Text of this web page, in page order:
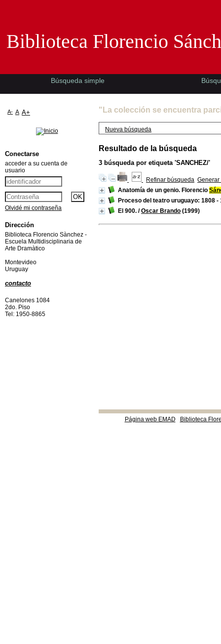
"La colección se encuentra
Nueva búsqueda
Resultado de la búsqueda
3 búsqueda por etiqueta 'SANCHEZ/'
Refinar búsqueda Generar
Anatomía de un genio. Florencio
Proceso del teatro uruguayo: 1808 -
El 900. /Oscar Brando (1999)
Página web EMAD Biblioteca
Biblioteca Florencio
Búsqueda simple
A- A A+
Conectarse
acceder a su cuenta de
usuario
Olvidé mi contraseña
Dirección
Biblioteca Florencio Sànchez -
Escuela Multidisciplinaria de
Arte Dramàtico
Montevideo
Uruguay
contacto
Canelones 1084
2do. Piso
Tel: 1950-8865